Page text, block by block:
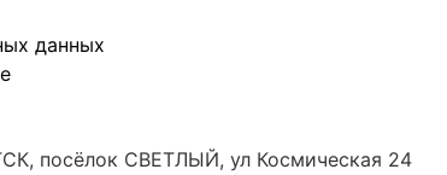
данных
посёлок СВЕТЛЫЙ, ул Космическая 24